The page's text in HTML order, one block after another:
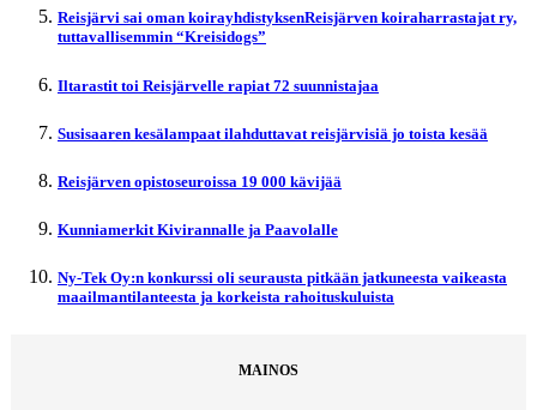
Reisjärvi sai oman koirayhdistyksenReisjärven koiraharrastajat ry,
tuttavallisemmin “Kreisidogs”
Iltarastit toi Reisjärvelle rapiat 72 suunnistajaa
Susisaaren kesälampaat ilahduttavat reisjärvisiä jo toista kesää
Reisjärven opistoseuroissa 19 000 kävijää
Kunniamerkit Kivirannalle ja Paavolalle
Ny-Tek Oy:n konkurssi oli seurausta pitkään jatkuneesta vaikeasta
maailmantilanteesta ja korkeista rahoituskuluista
MAINOS